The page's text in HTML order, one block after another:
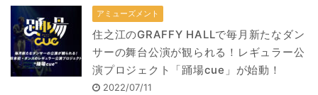
アミューズメント
住之江のGRAFFY HALLで毎月新たなダン
サーの舞台公演が観られる！レギュラー公
演プロジェクト「踊場cue」が始動！
2022/07/11